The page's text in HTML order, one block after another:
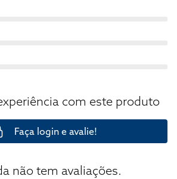
com este produto
Faça login e avalie!
não tem avaliações.